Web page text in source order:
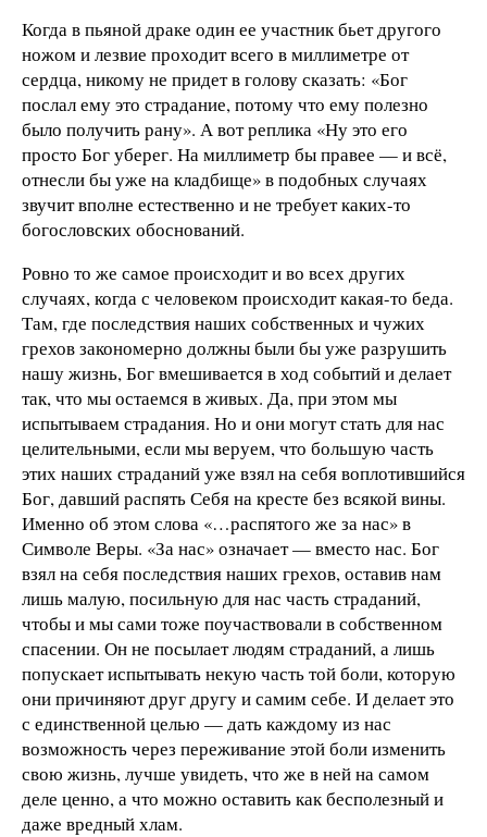
Когда в пьяной драке один ее участник бьет другого
ножом и лезвие проходит всего в миллиметре от
сердца, никому не придет в голову сказать: «Бог
послал ему это страдание, потому что ему полезно
было получить рану». А вот реплика «Ну это его
просто Бог уберег. На миллиметр бы правее — и всё,
отнесли бы уже на кладбище» в подобных случаях
звучит вполне естественно и не требует каких-то
богословских обоснований.
Ровно то же самое происходит и во всех других
случаях, когда с человеком происходит какая-то беда.
Там, где последствия наших собственных и чужих
грехов закономерно должны были бы уже разрушить
нашу жизнь, Бог вмешивается в ход событий и делает
так, что мы остаемся в живых. Да, при этом мы
испытываем страдания. Но и они могут стать для нас
целительными, если мы веруем, что большую часть
этих наших страданий уже взял на себя воплотившийся
Бог, давший распять Себя на кресте без всякой вины.
Именно об этом слова «…распятого же за нас» в
Символе Веры. «За нас» означает — вместо нас. Бог
взял на себя последствия наших грехов, оставив нам
лишь малую, посильную для нас часть страданий,
чтобы и мы сами тоже поучаствовали в собственном
спасении. Он не посылает людям страданий, а лишь
попускает испытывать некую часть той боли, которую
они причиняют друг другу и самим себе. И делает это
с единственной целью — дать каждому из нас
возможность через переживание этой боли изменить
свою жизнь, лучше увидеть, что же в ней на самом
деле ценно, а что можно оставить как бесполезный и
даже вредный хлам.